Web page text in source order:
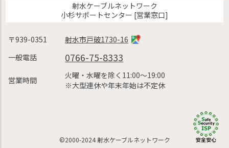
射水ケーブルネットワーク
小杉サポートセンター [営業窓口]
〒939-0351
射水市戸破1730-16
一般電話
0766-75-8333
営業時間
火曜・水曜を除く11:00〜19:00
※大型連休や年末年始は不定休
©2000-2024 射水ケーブルネットワーク